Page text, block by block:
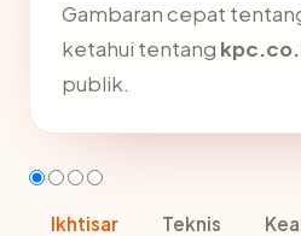
Gambaran cepat
ketahui tentang
publik.
Ikhtisar Teknis